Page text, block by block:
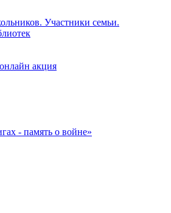
Участники семьи.
акция
- память о войне»